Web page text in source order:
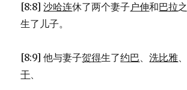
[8:8]沙哈连休了两个妻子 户伸和巴拉
生了儿子。
[8:9] 他与妻子贺得生了约巴、洗比雅
干、